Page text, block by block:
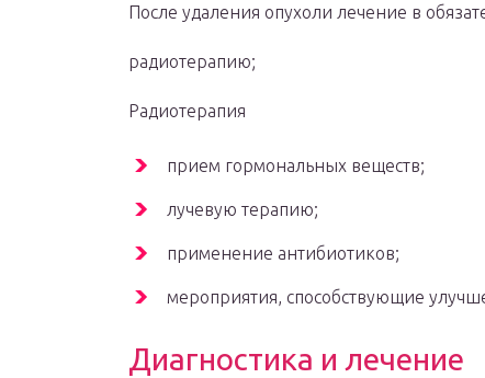
После удаления опухоли лечение в
радиотерапию;
Радиотерапия
прием гормональных веществ;
лучевую терапию;
применение антибиотиков;
мероприятия, способствующие
Диагностика и лечение